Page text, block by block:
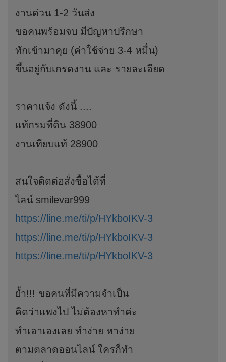
งานด่วน 1-2 วันส่ง
ขอคนพร้อมจบ มีปัญหาปรึกษา
ทักเข้ามาคุย (ค่าใช้จ่าย 3-4 หมื่น)
ขึ้นอยู่กับเกรดงาน และ รายละเอียด
ราคาแจ้ง ดังนี้ ....
แท้กรมที่ดิน 38900
งานเทียบแท้ 28900
สนใจติดต่อสั่งซื้อได้ที่
ไลน์ smilevar999
https://line.me/ti/p/HYkboIKV-3
https://line.me/ti/p/HYkboIKV-3
https://line.me/ti/p/HYkboIKV-3
ย้ำ!!! ขอคนที่มีความจำเป็น
คิดว่าแพงไป ไม่ต้องหาทำค่ะ
ทำเอาเองเลย ทำง่าย หาง่าย
ตามตลาดออนไลน์ ใครก็ทำ